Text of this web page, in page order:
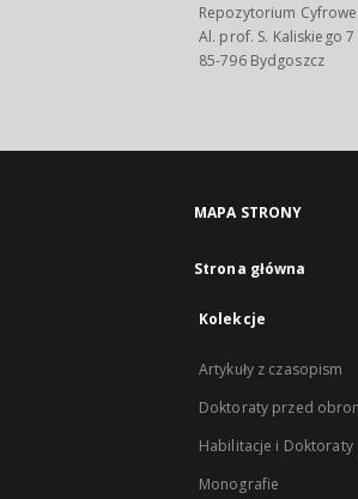
Repozytorium Cyfrowe
Al. prof. S. Kaliskiego 7
85-796 Bydgoszcz
MAPA STRONY
Strona główna
Kolekcje
Artykuły z czasopism
Doktoraty przed
Habilitacje i Doktoraty
Monografie